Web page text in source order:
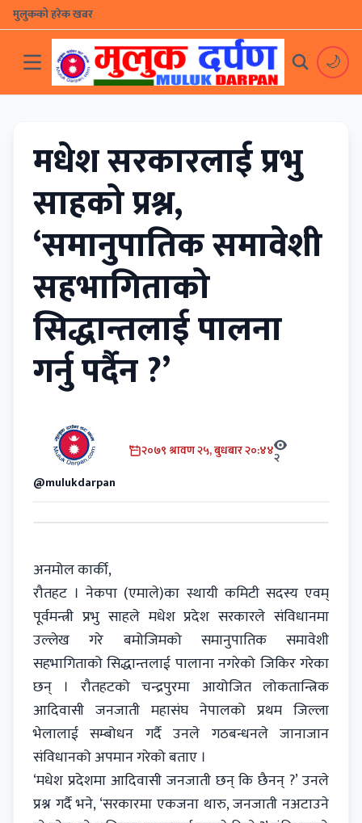
मुलुकको हरेक खबर
🌙
मधेश सरकारलाई प्रभु
साहको प्रश्न,
‘समानुपातिक समावेशी
सहभागिताको
सिद्धान्तलाई पालना
गर्नु पर्दैन ?’
@mulukdarpan
२०७९ श्रावण २५, बुधबार २०:४४२
अनमोल कार्की,
रौतहट । नेकपा (एमाले)का स्थायी कमिटी सदस्य एवम्
पूर्वमन्त्री प्रभु साहले मधेश प्रदेश सरकारले संविधानमा
उल्लेख गरे बमोजिमको समानुपातिक समावेशी
सहभागिताको सिद्धान्तलाई पालाना नगरेको जिकिर गरेका
छन् । रौतहटको चन्द्रपुरमा आयोजित लोकतान्त्रिक
आदिवासी जनजाती महासंघ नेपालको प्रथम जिल्ला
भेलालाई सम्बोधन गर्दै उनले गठबन्धनले जानाजान
संविधानको अपमान गरेको बताए ।
‘मधेश प्रदेशमा आदिवासी जनजाती छन् कि छैनन् ?’ उनले
प्रश्न गर्दै भने, ‘सरकारमा एकजना थारु, जनजाती नअटाउने